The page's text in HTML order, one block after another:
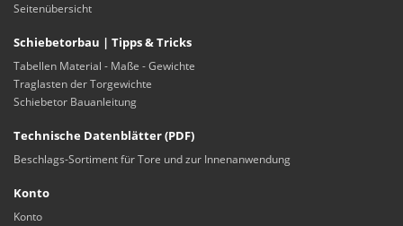
Seitenübersicht
Schiebetorbau | Tipps & Tricks
Tabellen Material - Maße - Gewichte
Traglasten der Torgewichte
Schiebetor Bauanleitung
Technische Datenblätter (PDF)
Beschlags-Sortiment für Tore und zur Innenanwendung
Konto
Konto